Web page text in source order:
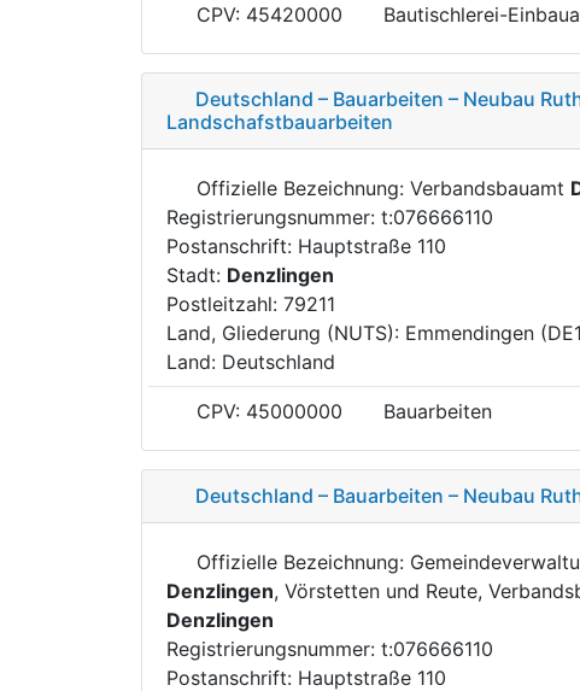
CPV: 45420000 Bautischlerei-
Deutschland – Bauarbeiten – Neubau
Landschafstbauarbeiten
Offizielle Bezeichnung: Verbandsbauamt
Registrierungsnummer: t:076666110
Postanschrift: Hauptstraße 110
Stadt: Denzlingen
Postleitzahl: 79211
Land, Gliederung (NUTS): Emmendingen
Land: Deutschland
CPV: 45000000 Bauarbeiten
Deutschland – Bauarbeiten – Neubau
Offizielle Bezeichnung:
Denzlingen, Vörstetten und Reute,
Denzlingen
Registrierungsnummer: t:076666110
Postanschrift: Hauptstraße 110